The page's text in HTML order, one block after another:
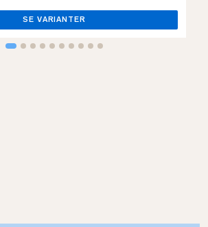
SE VARIANTER